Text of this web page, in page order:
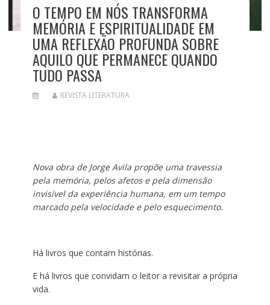
O TEMPO EM NÓS TRANSFORMA
MEMÓRIA E ESPIRITUALIDADE EM
UMA REFLEXÃO PROFUNDA SOBRE
AQUILO QUE PERMANECE QUANDO
TUDO PASSA
REVISTA LITERATURA
Nova obra de Jorge Avila propõe uma travessia
pela memória, pelos afetos e pela dimensão
invisível da experiência humana, em um tempo
marcado pela velocidade e pelo esquecimento.
Há livros que contam histórias.
E há livros que convidam o leitor a revisitar a própria
vida.